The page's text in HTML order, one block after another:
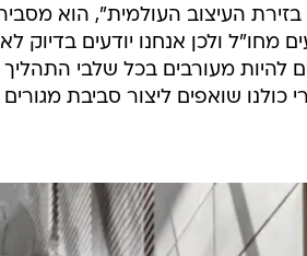
העיצוב העולמית", הוא
מחו"ל ולכן אנחנו יודעים בדיוק
להיות מעורבים בכל שלבי התהליך
שואפים ליצור סביבת מגורים